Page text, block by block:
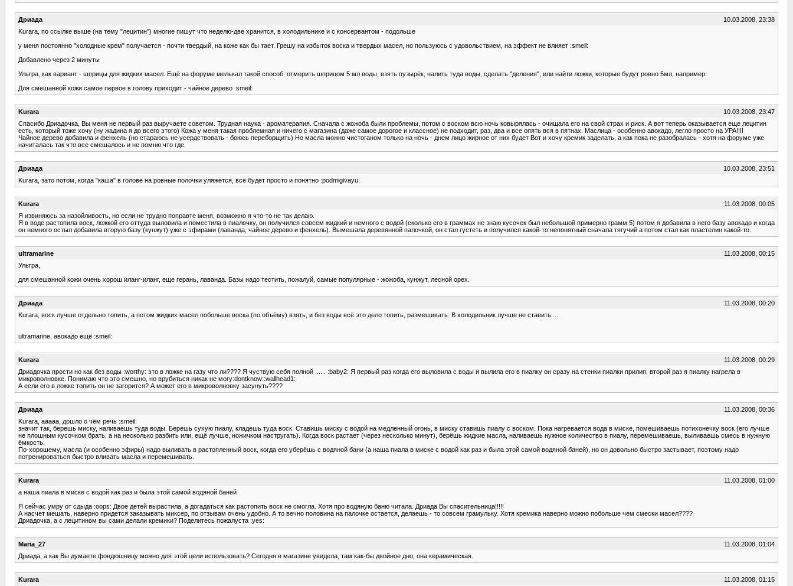
Дриада
10.03.2008, 23:38
Kurara, по ссылке выше (на тему "лецитин") многие пишут что неделю-две хранится, в холодильнике и с консервантом - подольше
у меня постоянно "холодные крем" получается - почти твердый, на коже как бы тает. Грешу на избыток воска и твердых масел, но пользуюсь с удовольствием, на эффект не влияет :smeil:
Добавлено через 2 минуты
Ультра, как вариант - шприцы для жидких масел. Ещё на форуме мелькал такой способ: отмерить шприцом 5 мл воды, взять пузырёк, налить туда воды, сделать "деления", или найти ложки, которые будут ровно 5мл, например.
Для смешанной кожи самое первое в голову приходит - чайное дерево :smeil:
Kurara
10.03.2008, 23:47
Спасибо Дриадочка, Вы меня не первый раз выручаете советом. Трудная наука - ароматерапия. Сначала с жожоба были проблемы, потом с воском всю ночь ковырялась - очищала его на свой страх и риск. А вот теперь оказывается еще лецитин
есть, который тоже хочу (ну жадина я до всего этого) Кожа у меня такая проблемная и ничего с магазина (даже самое дорогое и классное) не подходит, раз, два и все опять вся в пятнах. Маслица - особенно авокадо, легло просто на УРА!!!!
Чайное дерево добавила и фенхель (но стараюсь не усердствовать - боюсь переборщить) Но масла можно чистоганом только на ночь - днем лицо жирное от них будет Вот и хочу кремик заделать, а как пока не разобралась - хотя на форуме уже
начиталась так что все смешалось и не помню что где.
Дриада
10.03.2008, 23:51
Kurara, зато потом, когда "каша" в голове на ровные полочки уляжется, всё будет просто и понятно :podmigivayu:
Kurara
11.03.2008, 00:05
Я извиняюсь за назойливость, но если не трудно поправте меня, возможно я что-то не так делаю.
Я в воде растопила воск, ложкой его оттуда выловила и поместила в пиалочку, он получился совсем жидкий и немного с водой (сколько его в граммах не знаю кусочек был небольшой примерно грамм 5) потом я добавила в него базу авокадо и когда
он немного остыл добавила вторую базу (кунжут) уже с эфирами (лаванда, чайное дерево и фенхель). Вымешала деревянной палочкой, он стал густеть и получился какой-то непонятный сначала тягучий а потом стал как пластелин какой-то.
ultramarine
11.03.2008, 00:15
Ультра,
для смешанной кожи очень хорош иланг-иланг, еще герань, лаванда. Базы надо тестить, пожалуй, самые популярные - жожоба, кунжут, лесной орех.
Дриада
11.03.2008, 00:20
Kurara, воск лучше отдельно топить, а потом жидких масел побольше воска (по объёму) взять, и без воды всё это дело топить, размешивать. В холодильник лучше не ставить....
ultramarine, авокадо ещё :smeil:
Kurara
11.03.2008, 00:29
Дриадочка прости но как без воды :worthy: это в ложке на газу что ли???? Я чуствую себя полной ...... :baby2: Я первый раз когда его выловила с воды и вылила его в пиалку он сразу на стенки пиалки прилип, второй раз я пиалку нагрела в
микроволновке. Понимаю что это смешно, но врубиться никак не могу:dontknow::wallhead1:
А если его в ложке топить он не загорится? А может его в микроволновку засунуть????
Дриада
11.03.2008, 00:36
Kurara, ааааа, дошло о чём речь :smeil:
значит так, берешь миску, наливаешь туда воды. Берешь сухую пиалу, кладешь туда воск. Ставишь миску с водой на медленный огонь, в миску ставишь пиалу с воском. Пока нагревается вода в миске, помешиваешь потихонечку воск (его лучше
не плошным кусочком брать, а на несколько разбить или, ещё лучше, ножичком настругать). Когда воск растает (через несколько минут), берёшь жидкие масла, наливаешь нужное количество в пиалу, перемешиваешь, выливаешь смесь в нужную
ёмкость.
По-хорошему, масла (и особенно эфиры) надо выливать в растопленный воск, когда его уберёшь с водяной бани (а наша пиала в миске с водой как раз и была этой самой водяной баней), но он довольно быстро застывает, поэтому надо
потренироваться быстро вливать масла и перемешивать.
Kurara
11.03.2008, 01:00
а наша пиала в миске с водой как раз и была этой самой водяной баней
Я сейчас умру от сдыда :oops: Двое детей вырастила, а догадаться как растопить воск не смогла. Хотя про водяную баню читала. Дриада Вы спасительница!!!!!
А насчет мешать, наверно придется заказывать миксер, по отзывам очень удобно. А то вечно половина на палочке остается, делаешь - то совсем грамульку. Хотя кремика наверно можно побольше чем смески масел????
Дриадочка, а с лецитином вы сами делали кремики? Поделитесь пожалуста :yes:
Maria_27
11.03.2008, 01:04
Дриада, а как Вы думаете фондюшницу можно для этой цели использовать? Сегодня в магазине увидела, там как-бы двойное дно, она керамическая.
Kurara 11.03.2008, 01:15